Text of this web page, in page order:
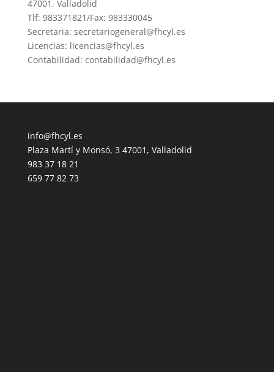
47001, Valladolid
Tlf: 983371821/Fax: 983330045
Secretaria: secretariogeneral@fhcyl.es
Licencias: licencias@fhcyl.es
Contabilidad: contabilidad@fhcyl.es
info@fhcyl.es
Plaza Martí y Monsó, 3 47001, Valladolid
983 37 18 21
659 77 82 73